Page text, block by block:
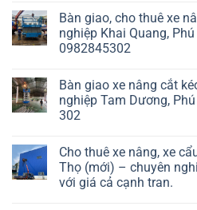
Bàn giao, cho thuê xe
nghiệp Khai Quang,
0982845302
Bàn giao xe nâng cắt
nghiệp Tam Dương,
302
Cho thuê xe nâng, xe
Thọ (mới) – chuyên
với giá cả cạnh tran.